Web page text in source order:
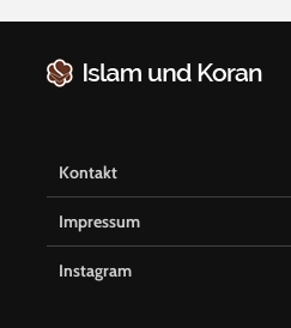
Kontakt
Impressum
Instagram